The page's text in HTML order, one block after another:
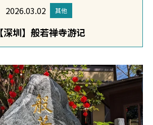
2026.03.02 其他
【深圳】般若禅寺游记